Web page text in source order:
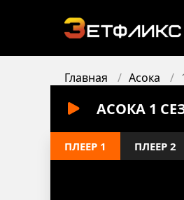
Главная Асока
АСОКА 1
ПЛЕЕР 1 ПЛЕЕР 2